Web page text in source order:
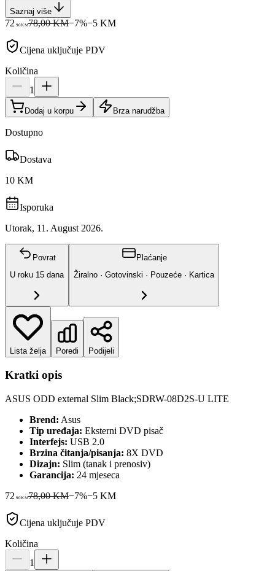
Saznaj više
72 90KM78,00 KM−7%−5KM
Cijena uključuje PDV
Količina
1
Dodaj u korpu Brza narudžba
Dostupno
Dostava
10 KM
Isporuka
Utorak, 11. August 2026.
Povrat
U roku 15 dana
Plaćanje
Žiralno · Gotovinski · Pouzeće · Kartica
Lista želja Poredi Podijeli
Kratki opis
ASUS ODD external Slim Black;SDRW-08D2S-U LITE
Brend: Asus
Tip uređaja: Eksterni DVD pisač
Interfejs: USB 2.0
Brzina čitanja/pisanja: 8X DVD
Dizajn: Slim (tanak i prenosiv)
Garancija: 24 mjeseca
72 90KM78,00 KM−7%−5KM
Cijena uključuje PDV
Količina
1